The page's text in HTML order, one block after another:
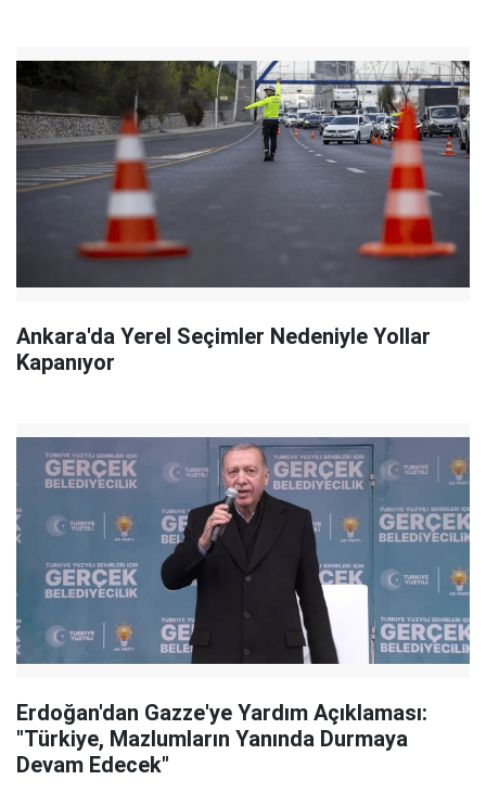
Ankara'da Yerel Seçimler Nedeniyle Yollar
Kapanıyor
Erdoğan'dan Gazze'ye Yardım Açıklaması:
"Türkiye, Mazlumların Yanında Durmaya
Devam Edecek"